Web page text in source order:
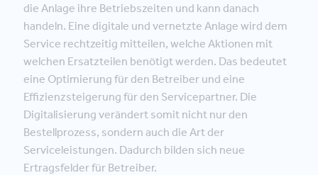
die Anlage ihre Betriebszeiten und kann danach
handeln. Eine digitale und vernetzte Anlage wird dem
Service rechtzeitig mitteilen, welche Aktionen mit
welchen Ersatzteilen benötigt werden. Das bedeutet
eine Optimierung für den Betreiber und eine
Effizienzsteigerung für den Servicepartner. Die
Digitalisierung verändert somit nicht nur den
Bestellprozess, sondern auch die Art der
Serviceleistungen. Dadurch bilden sich neue
Ertragsfelder für Betreiber.